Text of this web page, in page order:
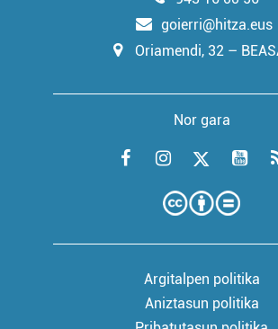
goierri@hitza.eus
Oriamendi, 32 –
Nor gara
Argitalpen politika
Aniztasun politika